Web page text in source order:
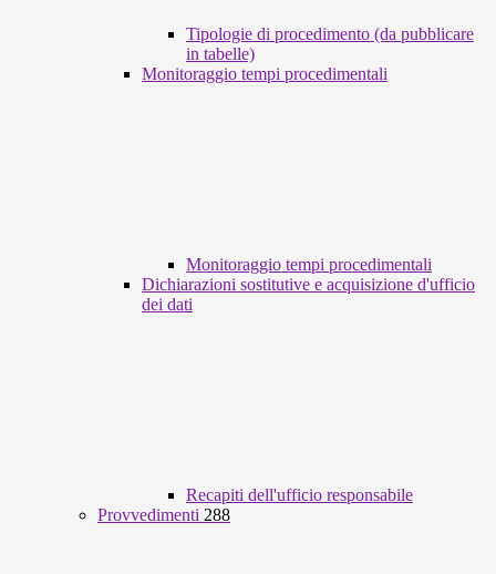
Tipologie di procedimento (da pubblicare
in tabelle)
Monitoraggio tempi procedimentali
Monitoraggio tempi procedimentali
Dichiarazioni sostitutive e acquisizione d'ufficio
dei dati
Recapiti dell'ufficio responsabile
Provvedimenti 288